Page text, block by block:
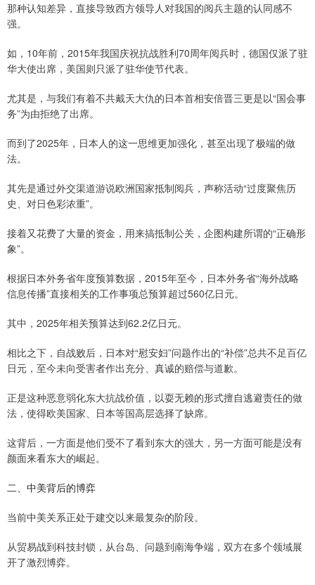
那种认知差异，直接导致西方领导人对我国的阅兵主题的认同感不
强。
如，10年前，2015年我国庆祝抗战胜利70周年阅兵时，德国仅派了驻
华大使出席，美国则只派了驻华使节代表。
尤其是，与我们有着不共戴天大仇的日本首相安倍晋三更是以“国会事
务”为由拒绝了出席。
而到了2025年，日本人的这一思维更加强化，甚至出现了极端的做
法。
其先是通过外交渠道游说欧洲国家抵制阅兵，声称活动“过度聚焦历
史、对日色彩浓重”。
接着又花费了大量的资金，用来搞抵制公关，企图构建所谓的“正确形
象”。
根据日本外务省年度预算数据，2015年至今，日本外务省“海外战略
信息传播”直接相关的工作事项总预算超过560亿日元。
其中，2025年相关预算达到62.2亿日元。
相比之下，自战败后，日本对“慰安妇”问题作出的“补偿”总共不足百亿
日元，至今未向受害者作出充分、真诚的赔偿与道歉。
正是这种恶意弱化东大抗战价值，以耍无赖的形式擅自逃避责任的做
法，使得欧美国家、日本等国高层选择了缺席。
这背后，一方面是他们受不了看到东大的强大，另一方面可能是没有
颜面来看东大的崛起。
二、中美背后的博弈
当前中美关系正处于建交以来最复杂的阶段。
从贸易战到科技封锁，从台岛、问题到南海争端，双方在多个领域展
开了激烈博弈。